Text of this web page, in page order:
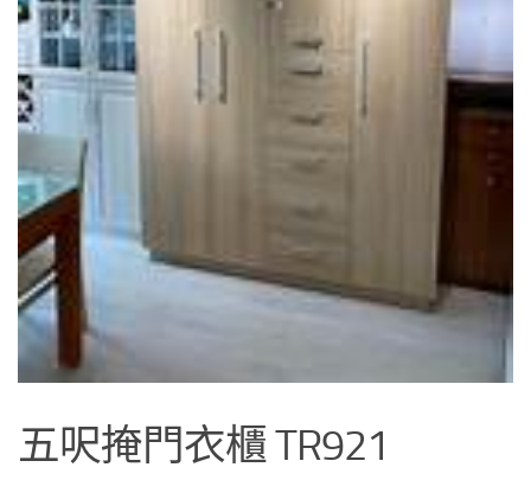
五呎掩門衣櫃 TR921